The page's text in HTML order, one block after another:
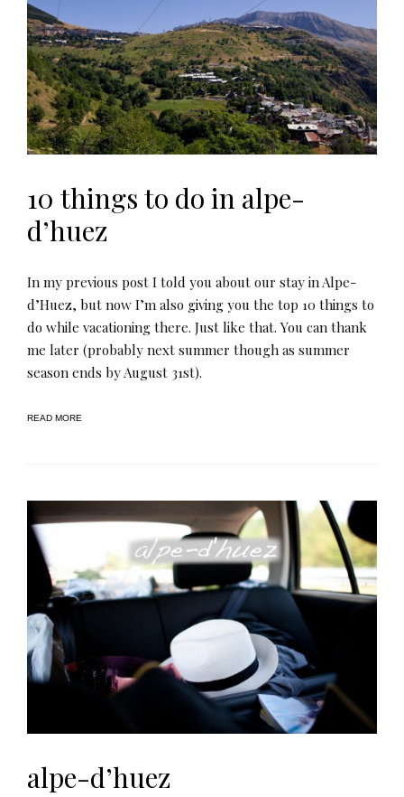
10 things to do in alpe-
d’huez
In my previous post I told you about our stay in Alpe-
d’Huez, but now I’m also giving you the top 10 things to
do while vacationing there. Just like that. You can thank
me later (probably next summer though as summer
season ends by August 31st).
READ MORE
alpe-d’huez